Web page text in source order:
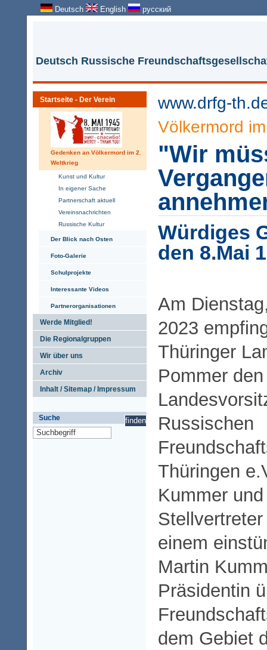
Deutsch English русский
Deutsch Russische
Startseite - Der Verein
Gedenken an Völkermord im 2.
Weltkrieg
Kunst und Kultur
In eigener Sache
Partnerschaft aktuell
Vereinsnachrichten
Russische Kultur
Der Blick nach Osten
Foto-Galerie
Schulprojekte
Interessante Videos
Partnerorganisationen
Werde Mitglied!
Die Regionalgruppen
Wir über uns
Archiv
Inhalt / Sitemap / Impressum
Suche
www.drfg-
Völkermord
"Wir
Würdiges
den 8.Mai
Am
2023
Thüringer
Pommer den
Russischen
Thüringen
Kummer
einem
Martin
Präsidentin
dem Gebiet